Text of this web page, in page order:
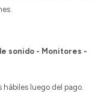
sonido - Monitores -
hábiles luego del pago.